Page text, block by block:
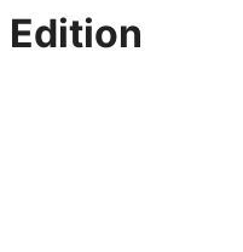
Edition